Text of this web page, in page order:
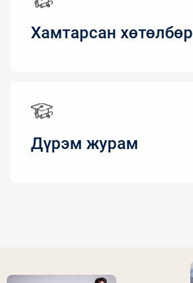
Хамтарсан хөтөлбөр
Дүрэм журам